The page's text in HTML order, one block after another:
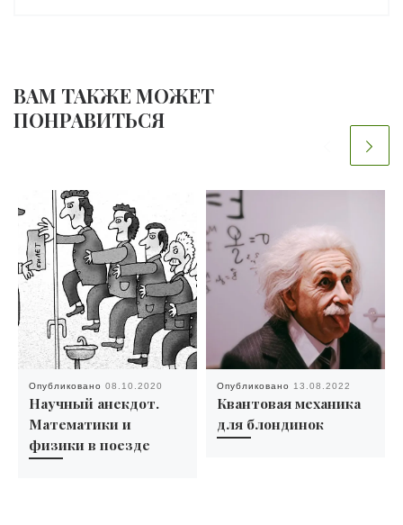
ВАМ ТАКЖЕ МОЖЕТ
ПОНРАВИТЬСЯ
Опубликовано 08.10.2020
Научный анекдот.
Математики и
физики в поезде
Опубликовано 13.08.2022
Квантовая механика
для блондинок